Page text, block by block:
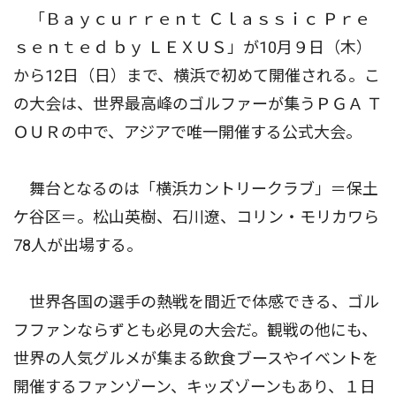
「Ｂａｙｃｕｒｒｅｎｔ Ｃｌａｓｓｉｃ Ｐｒｅ
ｓｅｎｔｅｄ ｂｙ ＬＥＸＵＳ」が10月９日（木）
から12日（日）まで、横浜で初めて開催される。こ
の大会は、世界最高峰のゴルファーが集うＰＧＡ Ｔ
ＯＵＲの中で、アジアで唯一開催する公式大会。
舞台となるのは「横浜カントリークラブ」＝保土
ケ谷区＝。松山英樹、石川遼、コリン・モリカワら
78人が出場する。
世界各国の選手の熱戦を間近で体感できる、ゴル
フファンならずとも必見の大会だ。観戦の他にも、
世界の人気グルメが集まる飲食ブースやイベントを
開催するファンゾーン、キッズゾーンもあり、１日